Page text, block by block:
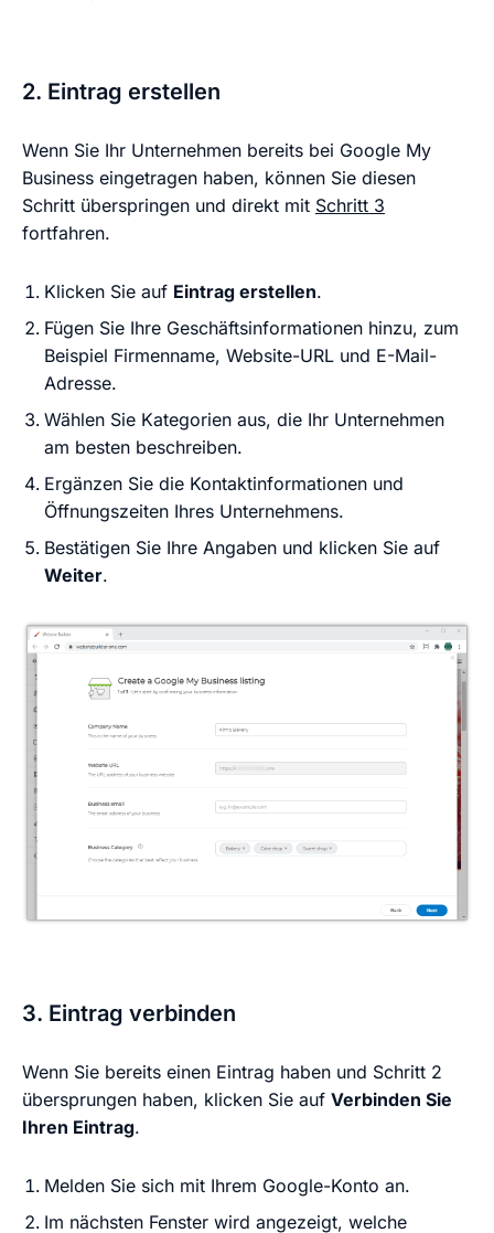
2. Eintrag erstellen
Wenn Sie Ihr Unternehmen bereits bei Google My
Business eingetragen haben, können Sie diesen
Schritt überspringen und direkt mit Schritt 3
fortfahren.
Klicken Sie auf Eintrag erstellen.
Fügen Sie Ihre Geschäftsinformationen hinzu, zum
Beispiel Firmenname, Website-URL und E-Mail-
Adresse.
Wählen Sie Kategorien aus, die Ihr Unternehmen
am besten beschreiben.
Ergänzen Sie die Kontaktinformationen und
Öffnungszeiten Ihres Unternehmens.
Bestätigen Sie Ihre Angaben und klicken Sie auf
Weiter.
3. Eintrag verbinden
Wenn Sie bereits einen Eintrag haben und Schritt 2
übersprungen haben, klicken Sie auf Verbinden Sie
Ihren Eintrag.
Melden Sie sich mit Ihrem Google-Konto an.
Im nächsten Fenster wird angezeigt, welche